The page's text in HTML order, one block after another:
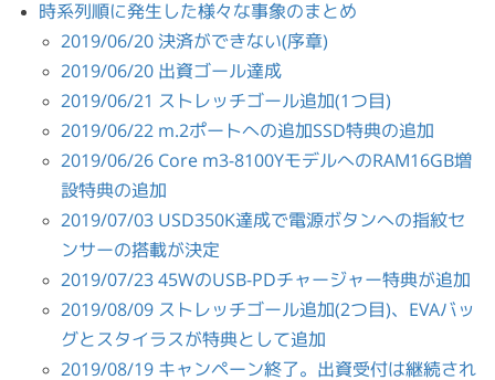
時系列順に発生した様々な事象のまとめ
2019/06/20 決済ができない(序章)
2019/06/20 出資ゴール達成
2019/06/21 ストレッチゴール追加(1つ目)
2019/06/22 m.2ポートへの追加SSD特典の追加
2019/06/26 Core m3-8100YモデルへのRAM16GB増
設特典の追加
2019/07/03 USD350K達成で電源ボタンへの指紋セ
ンサーの搭載が決定
2019/07/23 45WのUSB-PDチャージャー特典が追加
2019/08/09 ストレッチゴール追加(2つ目)、EVAバッ
グとスタイラスが特典として追加
2019/08/19 キャンペーン終了。出資受付は継続され